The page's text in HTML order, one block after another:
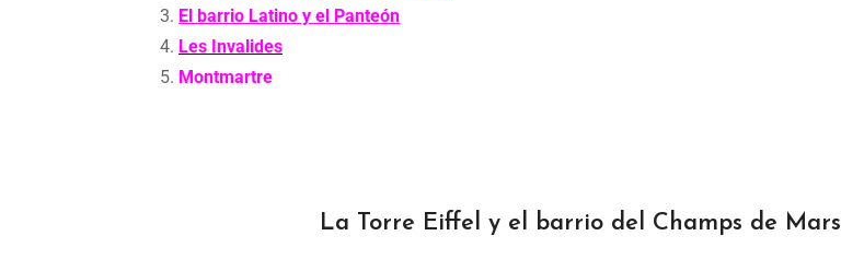
El barrio Latino y el Panteón
Les Invalides
Montmartre
La Torre Eiffel y el barrio del Champs de Mars